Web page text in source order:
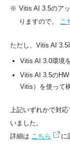
※ Vitis AI 3.5のア
りますので、
こ
ただし、Vitis AI 3.5
Vitis AI 3.0環境
Vitis AI 3.5の
Vitis）を使って
上記いずれかで対
いました。
詳細は こちら に